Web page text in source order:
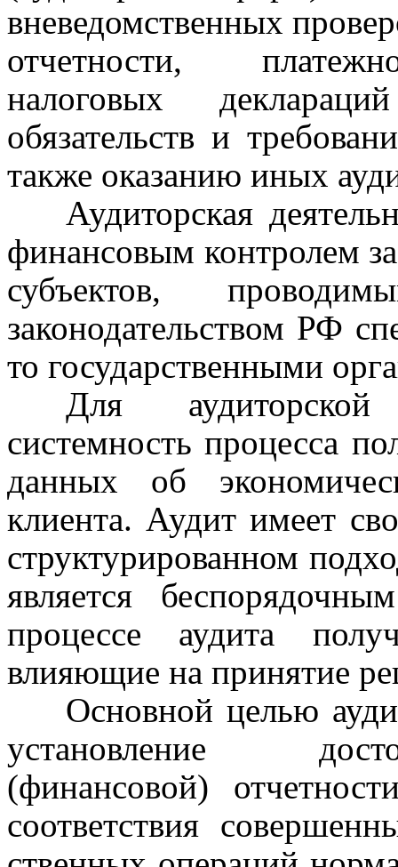
вневедомственных
отчетности,
налоговых
обязательств и
также оказанию иных
Аудиторская
финансовым контролем
субъектов,
законодательством РФ
то государственными
Для аудиторской
системность процесса
данных об
клиента. Аудит имеет
структурированном
является
процессе аудита
влияющие на принятие
Основной целью
установление
(финансовой)
соответствия